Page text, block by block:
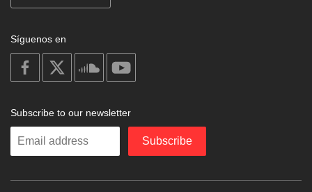
Síguenos en
on
facebook
soundcloud
Subscribe to our newsletter
Enter
Subscribe